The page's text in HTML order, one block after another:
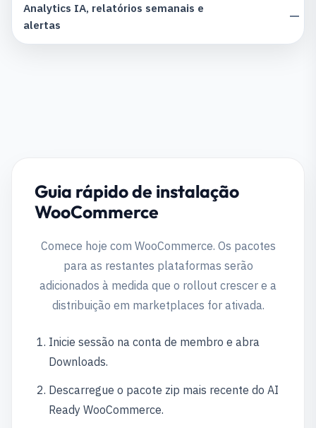
Analytics IA, relatórios semanais e
alertas
—
Guia rápido de instalação
WooCommerce
Comece hoje com WooCommerce. Os pacotes
para as restantes plataformas serão
adicionados à medida que o rollout crescer e a
distribuição em marketplaces for ativada.
Inicie sessão na conta de membro e abra
Downloads.
Descarregue o pacote zip mais recente do AI
Ready WooCommerce.